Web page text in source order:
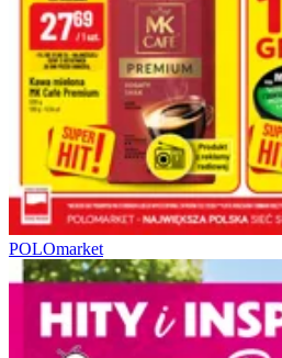
POLOmarket